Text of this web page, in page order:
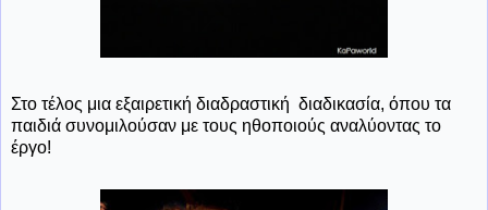
Στο τέλος μια εξαιρετική διαδραστική διαδικασία, όπου τα
παιδιά συνομιλούσαν με τους ηθοποιούς αναλύοντας το
έργο!